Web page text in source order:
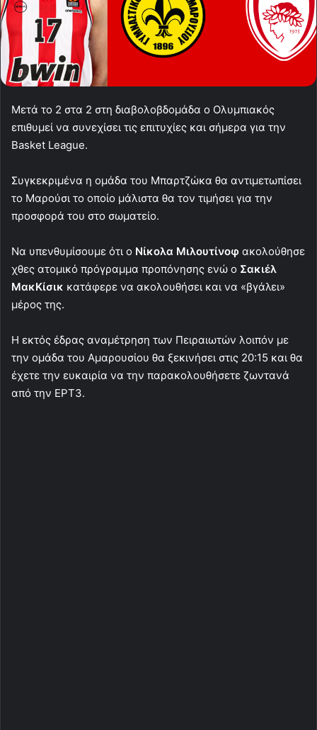
Μετά το 2 στα 2 στη διαβολοβδομάδα ο Ολυμπιακός
επιθυμεί να συνεχίσει τις επιτυχίες και σήμερα για την
Basket League.
Συγκεκριμένα η ομάδα του Μπαρτζώκα θα αντιμετωπίσει
το Μαρούσι το οποίο μάλιστα θα τον τιμήσει για την
προσφορά του στο σωματείο.
Να υπενθυμίσουμε ότι ο Νίκολα Μιλουτίνοφ ακολούθησε
χθες ατομικό πρόγραμμα προπόνησης ενώ ο Σακιέλ
ΜακΚίσικ κατάφερε να ακολουθήσει και να «βγάλει»
μέρος της.
Η εκτός έδρας αναμέτρηση των Πειραιωτών λοιπόν με
την ομάδα του Αμαρουσίου θα ξεκινήσει στις 20:15 και θα
έχετε την ευκαιρία να την παρακολουθήσετε ζωντανά
από την ΕΡΤ3.